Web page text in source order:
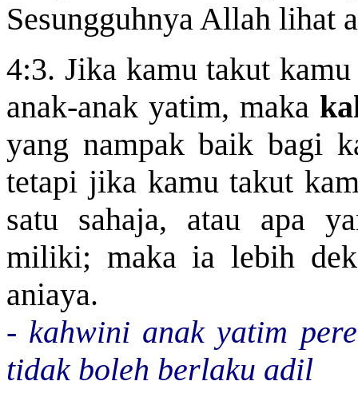
Sesungguhnya Allah lihat
4:3. Jika kamu takut
anak-anak yatim, maka
yang nampak baik bagi
tetapi jika kamu takut
satu sahaja, atau apa
miliki; maka ia lebih
aniaya.
- kahwini anak yatim
tidak boleh berlaku adil